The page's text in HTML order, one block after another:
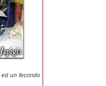
un fecondo